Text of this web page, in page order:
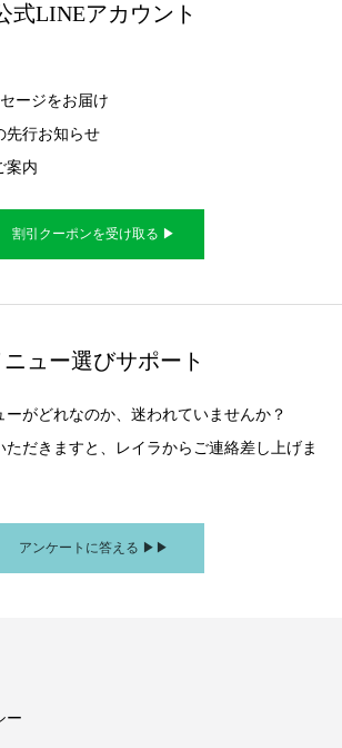
式LINEアカウント
ージをお届け
行お知らせ
内
割引クーポンを受け取る ▶︎
ニュー選びサポート
ーがどれなのか、迷われていませんか？
ただきますと、レイラからご連絡差し上げま
アンケートに答える ▶︎▶︎
ー